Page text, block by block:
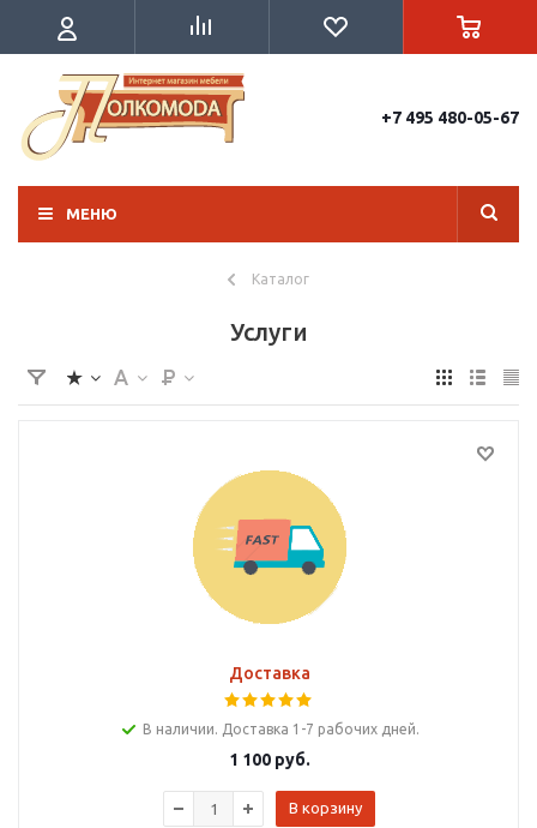
+7 495 480-05-67
МЕНЮ
Каталог
Услуги
Доставка
В наличии. Доставка 1-7 рабочих дней.
1 100руб.
В корзину